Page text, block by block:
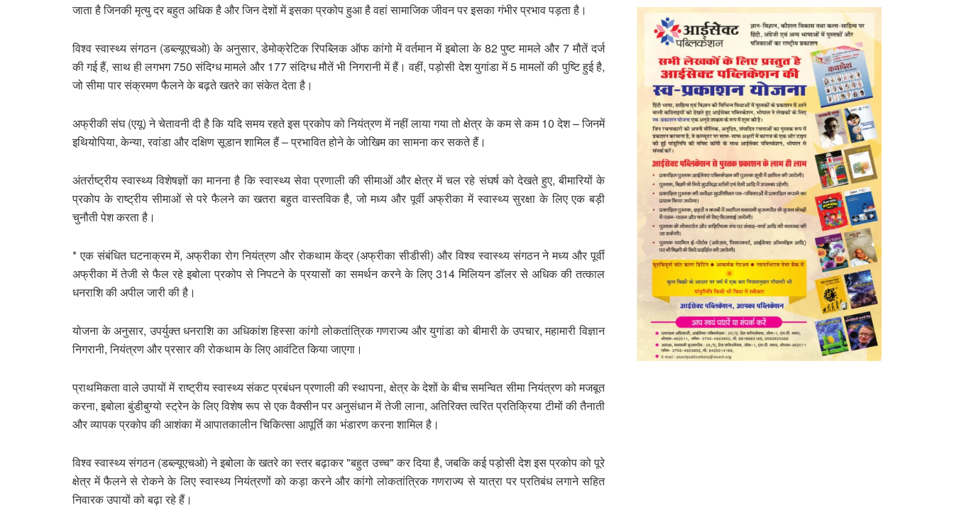
जाता है जिनकी मृत्यु दर बहुत अधिक है और जिन देशों में इसका प्रकोप हुआ है वहां सामाजिक जीवन पर इसका गंभीर प्रभाव पड़ता है।
विश्व स्वास्थ्य संगठन (डब्ल्यूएचओ) के अनुसार, डेमोक्रेटिक रिपब्लिक ऑफ कांगो में वर्तमान में इबोला के 82 पुष्ट मामले और 7 मौतें दर्ज
की गई हैं, साथ ही लगभग 750 संदिग्ध मामले और 177 संदिग्ध मौतें भी निगरानी में हैं। वहीं, पड़ोसी देश युगांडा में 5 मामलों की पुष्टि हुई है,
जो सीमा पार संक्रमण फैलने के बढ़ते खतरे का संकेत देता है।
अफ्रीकी संघ (एयू) ने चेतावनी दी है कि यदि समय रहते इस प्रकोप को नियंत्रण में नहीं लाया गया तो क्षेत्र के कम से कम 10 देश – जिनमें
इथियोपिया, केन्या, रवांडा और दक्षिण सूडान शामिल हैं – प्रभावित होने के जोखिम का सामना कर सकते हैं।
अंतर्राष्ट्रीय स्वास्थ्य विशेषज्ञों का मानना ​​है कि स्वास्थ्य सेवा प्रणाली की सीमाओं और क्षेत्र में चल रहे संघर्ष को देखते हुए, बीमारियों के
प्रकोप के राष्ट्रीय सीमाओं से परे फैलने का खतरा बहुत वास्तविक है, जो मध्य और पूर्वी अफ्रीका में स्वास्थ्य सुरक्षा के लिए एक बड़ी
चुनौती पेश करता है।
* एक संबंधित घटनाक्रम में, अफ्रीका रोग नियंत्रण और रोकथाम केंद्र (अफ्रीका सीडीसी) और विश्व स्वास्थ्य संगठन ने मध्य और पूर्वी
अफ्रीका में तेजी से फैल रहे इबोला प्रकोप से निपटने के प्रयासों का समर्थन करने के लिए 314 मिलियन डॉलर से अधिक की तत्काल
धनराशि की अपील जारी की है।
योजना के अनुसार, उपर्युक्त धनराशि का अधिकांश हिस्सा कांगो लोकतांत्रिक गणराज्य और युगांडा को बीमारी के उपचार, महामारी विज्ञान
निगरानी, ​​​​नियंत्रण और प्रसार की रोकथाम के लिए आवंटित किया जाएगा।
प्राथमिकता वाले उपायों में राष्ट्रीय स्वास्थ्य संकट प्रबंधन प्रणाली की स्थापना, क्षेत्र के देशों के बीच समन्वित सीमा नियंत्रण को मजबूत
करना, इबोला बुंडीबुग्यो स्ट्रेन के लिए विशेष रूप से एक वैक्सीन पर अनुसंधान में तेजी लाना, अतिरिक्त त्वरित प्रतिक्रिया टीमों की तैनाती
और व्यापक प्रकोप की आशंका में आपातकालीन चिकित्सा आपूर्ति का भंडारण करना शामिल है।
विश्व स्वास्थ्य संगठन (डब्ल्यूएचओ) ने इबोला के खतरे का स्तर बढ़ाकर "बहुत उच्च" कर दिया है, जबकि कई पड़ोसी देश इस प्रकोप को पूरे
क्षेत्र में फैलने से रोकने के लिए स्वास्थ्य नियंत्रणों को कड़ा करने और कांगो लोकतांत्रिक गणराज्य से यात्रा पर प्रतिबंध लगाने सहित
निवारक उपायों को बढ़ा रहे हैं।